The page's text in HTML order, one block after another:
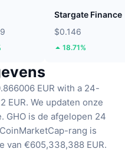
Stargate Finance
$0.146
18.71%
EUR with a 24-
EUR. We updaten onze
GHO is de afgelopen 24
rang is
van €605,338,388 EUR.